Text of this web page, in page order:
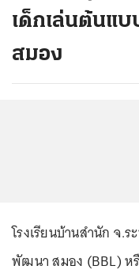
เด็กเล่นต้นแ
สมอง
โรงเรียนบ้านสำนัก จ.
พัฒนา สมอง (BBL) ห